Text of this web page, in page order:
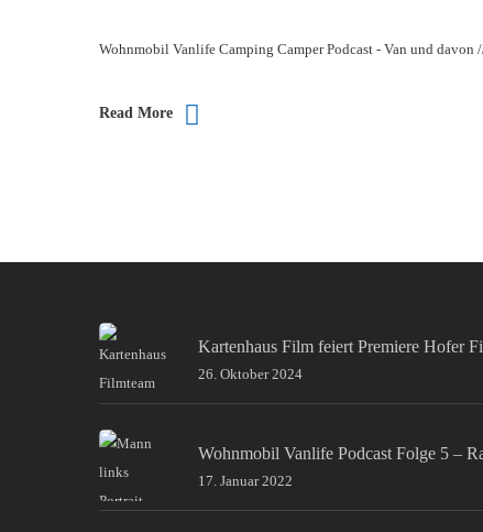
Wohnmobil Vanlife Camping Camper Podcast - Van und davon
Read More
Kartenhaus Film feiert Premiere Hofer
26. Oktober 2024
Wohnmobil Vanlife Podcast Folge 5 –
17. Januar 2022